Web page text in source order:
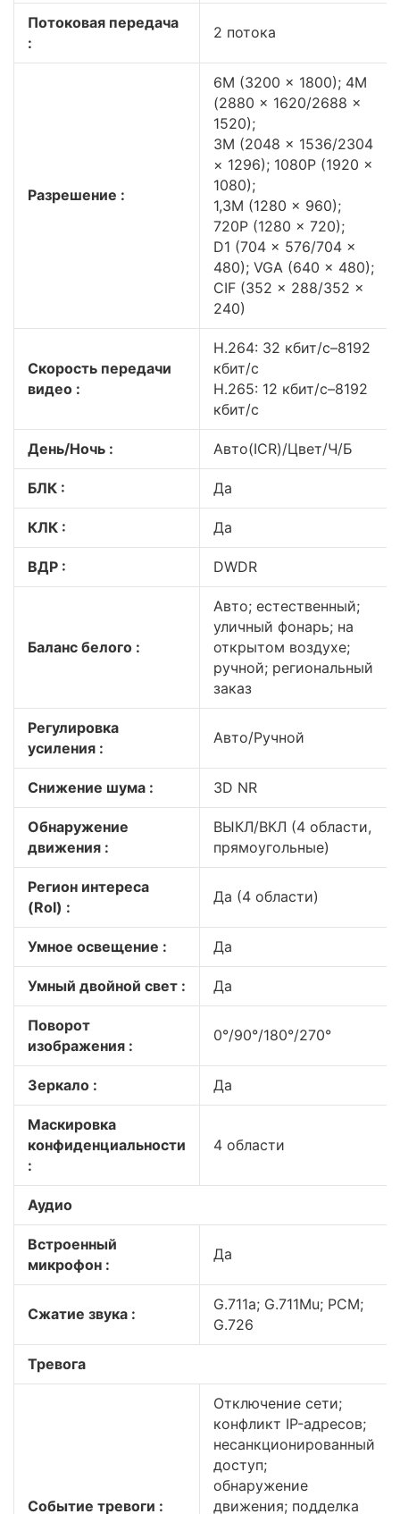
Потоковая передача
:
2 потока
Разрешение :
6М (3200 × 1800); 4М
(2880 × 1620/2688 ×
1520);
3М (2048 × 1536/2304
× 1296); 1080P (1920 ×
1080);
1,3М (1280 × 960);
720P (1280 × 720);
D1 (704 × 576/704 ×
480); VGA (640 × 480);
CIF (352 × 288/352 ×
240)
Скорость передачи
видео :
H.264: 32 кбит/с–8192
кбит/с
H.265: 12 кбит/с–8192
кбит/с
День/Ночь : Авто(ICR)/Цвет/Ч/Б
БЛК : Да
КЛК : Да
ВДР : DWDR
Баланс белого :
Авто; естественный;
уличный фонарь; на
открытом воздухе;
ручной; региональный
заказ
Регулировка
усиления :
Авто/Ручной
Снижение шума : 3D NR
Обнаружение
движения :
ВЫКЛ/ВКЛ (4 области,
прямоугольные)
Регион интереса
(RoI) :
Да (4 области)
Умное освещение : Да
Умный двойной свет : Да
Поворот
изображения :
0°/90°/180°/270°
Зеркало : Да
Маскировка
конфиденциальности
:
4 области
Аудио
Встроенный
микрофон :
Да
Сжатие звука :
G.711a; G.711Mu; PCM;
G.726
Тревога
Событие тревоги :
Отключение сети;
конфликт IP-адресов;
несанкционированный
доступ;
обнаружение
движения; подделка